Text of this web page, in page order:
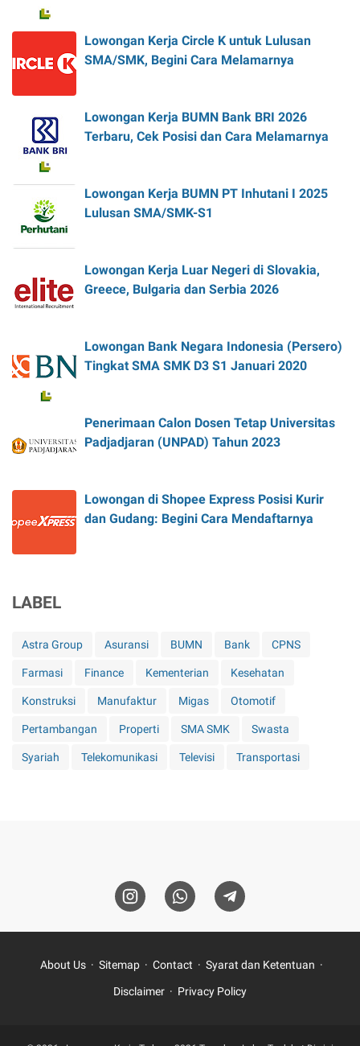
Lowongan Kerja Circle K untuk Lulusan
SMA/SMK, Begini Cara Melamarnya
Lowongan Kerja BUMN Bank BRI 2026
Terbaru, Cek Posisi dan Cara Melamarnya
Lowongan Kerja BUMN PT Inhutani I 2025
Lulusan SMA/SMK-S1
Lowongan Kerja Luar Negeri di Slovakia,
Greece, Bulgaria dan Serbia 2026
Lowongan Bank Negara Indonesia (Persero)
Tingkat SMA SMK D3 S1 Januari 2020
Penerimaan Calon Dosen Tetap Universitas
Padjadjaran (UNPAD) Tahun 2023
Lowongan di Shopee Express Posisi Kurir
dan Gudang: Begini Cara Mendaftarnya
LABEL
Astra Group Asuransi BUMN Bank CPNS
Farmasi Finance Kementerian Kesehatan
Konstruksi Manufaktur Migas Otomotif
Pertambangan Properti SMA SMK Swasta
Syariah Telekomunikasi Televisi Transportasi
About Us Sitemap Contact Syarat dan Ketentuan
Disclaimer Privacy Policy